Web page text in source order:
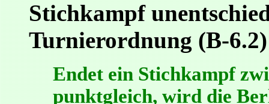
Stichkampf
Turnierordnung (B-
Endet ein Stichkampf
punktgleich, wird die